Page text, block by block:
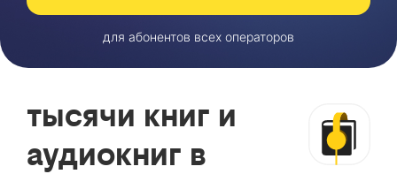
для абонентов всех операторов
тысячи книг и
аудиокниг в